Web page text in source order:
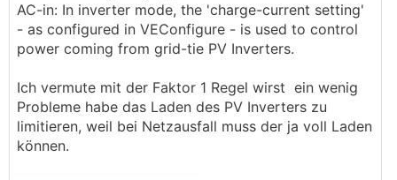
AC-in: In inverter mode, the 'charge-current setting'
- as configured in VEConfigure - is used to control
power coming from grid-tie PV Inverters.
Ich vermute mit der Faktor 1 Regel wirst ein wenig
Probleme habe das Laden des PV Inverters zu
limitieren, weil bei Netzausfall muss der ja voll Laden
können.